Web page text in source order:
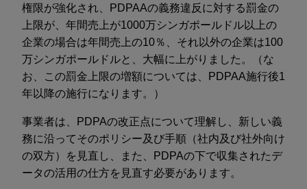
権限が強化され、PDPAAの義務違反に対する罰金の
上限が、年間売上が1000万シンガポールドル以上の
企業の場合は年間売上の10％、それ以外の企業は100
万シンガポールドルと、大幅に上がりました。（な
お、この罰金上限の増額については、PDPAA施行後1
年以降の施行になります。）
事業者は、PDPAの改正点について理解し、新しい義
務に沿ってそのポリシー及び手順（社内及び社外向け
の双方）を見直し、また、PDPAの下で収集されたデ
ータの活用の仕方を見直す必要があります。